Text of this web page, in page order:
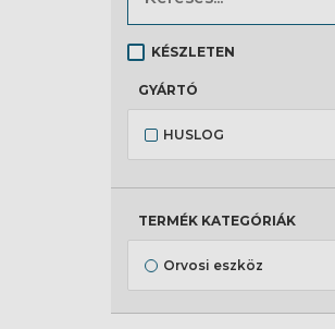
KÉSZLETEN
GYÁRTÓ
HUSLOG
TERMÉK KATEGÓRIÁK
Orvosi eszköz